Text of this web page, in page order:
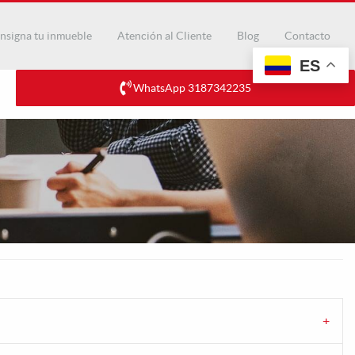
tu inmueble Atención al Cliente Blog Contacto
WhatsApp 3187342235
ES